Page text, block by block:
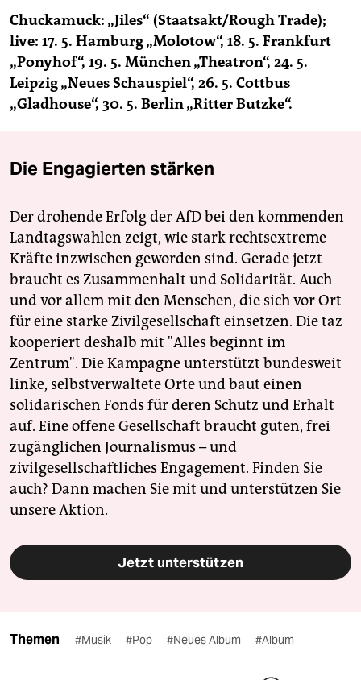
Chuckamuck: „Jiles“ (Staatsakt/Rough Trade);
live: 17. 5. Hamburg „Molotow“, 18. 5. Frankfurt
„Ponyhof“, 19. 5. München „Theatron“, 24. 5.
Leipzig „Neues Schauspiel“, 26. 5. Cottbus
„Gladhouse“, 30. 5. Berlin „Ritter Butzke“.
Die Engagierten stärken
Der drohende Erfolg der AfD bei den kommenden
Landtagswahlen zeigt, wie stark rechtsextreme
Kräfte inzwischen geworden sind. Gerade jetzt
braucht es Zusammenhalt und Solidarität. Auch
und vor allem mit den Menschen, die sich vor Ort
für eine starke Zivilgesellschaft einsetzen. Die taz
kooperiert deshalb mit "Alles beginnt im
Zentrum". Die Kampagne unterstützt bundesweit
linke, selbstverwaltete Orte und baut einen
solidarischen Fonds für deren Schutz und Erhalt
auf. Eine offene Gesellschaft braucht guten, frei
zugänglichen Journalismus – und
zivilgesellschaftliches Engagement. Finden Sie
auch? Dann machen Sie mit und unterstützen Sie
unsere Aktion.
Jetzt unterstützen
Themen #Musik #Pop #Neues Album #Album